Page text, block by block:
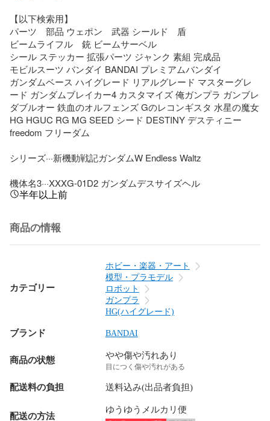
【以下検索用】
パーツ　部品 ウェポン　武器 シールド　盾
ビームライフル　銃 ビームサーベル
シール ステッカー 拡張パーツ ジャンク 素組 完成品
モビルスーツ バンダイ BANDAI プレミアムバンダイ
ガンダムベース ハイグレード リアルグレード マスターグレ
ード ガンダムブレイカー4 カスタマイズ 俺ガンプラ ガンブレ
ダブルオー 鉄血のオルフェンズ Gのレコンギスタ 水星の魔女
HG HGUC RG MG SEED シード DESTINY デスティニー
freedom フリーダム
シリーズ···新機動戦記ガンダムW Endless Waltz
機体名3···XXXG-01D2 ガンダムデスサイズヘル
半年以上前
商品の情報
カテゴリー
ホビー・楽器・アート
模型・プラモデル
ロボット
ガンプラ
HG(ハイグレード)
ブランド BANDAI
商品の状態 やや傷や汚れあり
目につく傷や汚れがある
配送料の負担 送料込み(出品者負担)
配送の方法
ゆうゆうメルカリ便